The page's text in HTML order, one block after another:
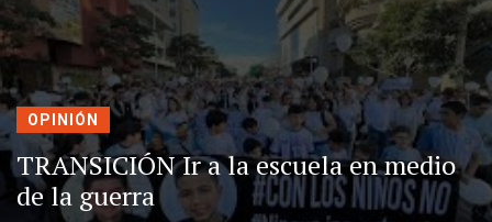
OPINIÓN
TRANSICIÓN Ir a la escuela en medio
de la guerra